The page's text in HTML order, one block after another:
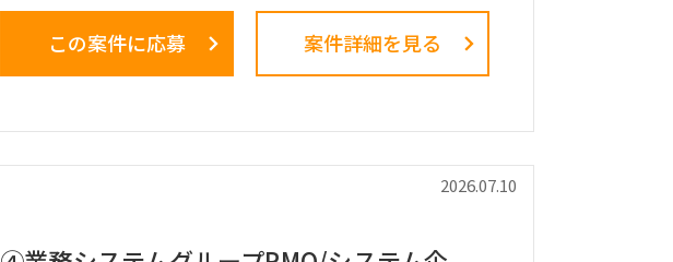
ダクト＝ヘッドホン・スピーカー等）を担当し、新規ビジネ
スのPOCを直営店・Webで現場実装する役割を担う。
ーが兼務で対応。
踏まえて事業計画・販売計画を見直すサイクルを、データ統
この案件に応募 案件詳細を見る
2026.07.10